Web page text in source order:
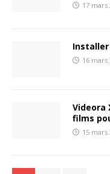
17 mars
Installer
16 mars
Videora
films
15 mars